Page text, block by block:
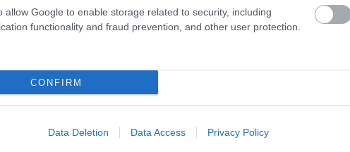
allow Google to enable storage related to security, including
functionality and fraud prevention, and other user protection.
CONFIRM
Data Deletion Data Access Privacy Policy
alelnöke és technológiai szuverenitásért felelős
Brüsszel eltökélt abban, hogy továbbra is
szóló jogszabályokat, még akkor is, ha az
egyaránt - nyíltan támadja azokat. "Fontos, hogy
támadások érik ezeket a törvényeket. Mi
a szabályokat, és mindenkit biztosíthatok erről" -